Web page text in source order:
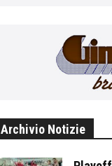
Archivio Notizie